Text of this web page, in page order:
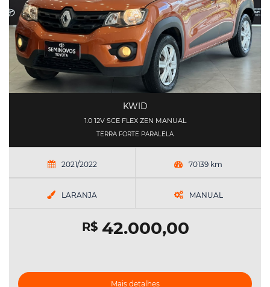
KWID
1.0 12V SCE FLEX ZEN MANUAL
TERRA FORTE PARALELA
2021/2022 70139 km
LARANJA MANUAL
R$42.000,00
Mais detalhes